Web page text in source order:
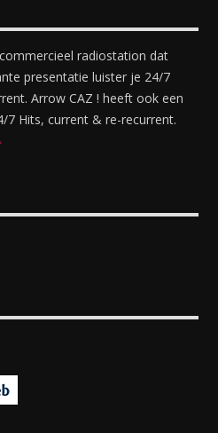
radiostation dat
presentatie luister je 24/7
Arrow CAZ ! heeft ook een
Hits, current & re-recurrent.